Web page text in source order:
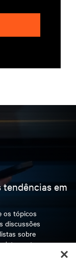
em
os tópicos
discussões
sobre
center.